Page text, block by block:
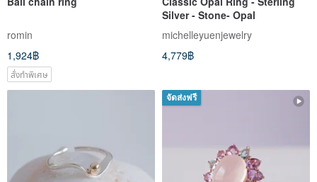
1,924฿
สั่งทำพิเศษ
michelleyuenjewelry
4,779฿